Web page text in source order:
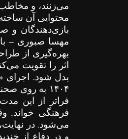
می‌زنند، و مخاطب
محتوایی آن
بازی‌دهندگان و
مهسا صبوری –
بهره‌گیری از
اثر را تقویت
بدل شود. اجرای
۱۴۰۴ به روی
فراتر از این
فرهنگی خواند.
می‌شود. در
و در دفاع از